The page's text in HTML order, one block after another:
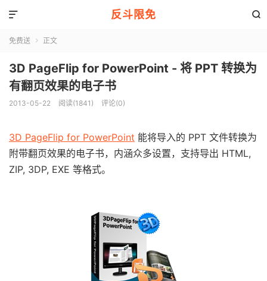
反斗限免 

免费送  正文
3D PageFlip for PowerPoint - 将 PPT 转换为
有翻页效果的电子书
2013-05-22 阅读(1841) 评论(0)
3D PageFlip for PowerPoint 能将导入的 PPT 文件转换为
附带翻页效果的电子书，内涵众多设置，支持导出 HTML,
ZIP, 3DP, EXE 等格式。